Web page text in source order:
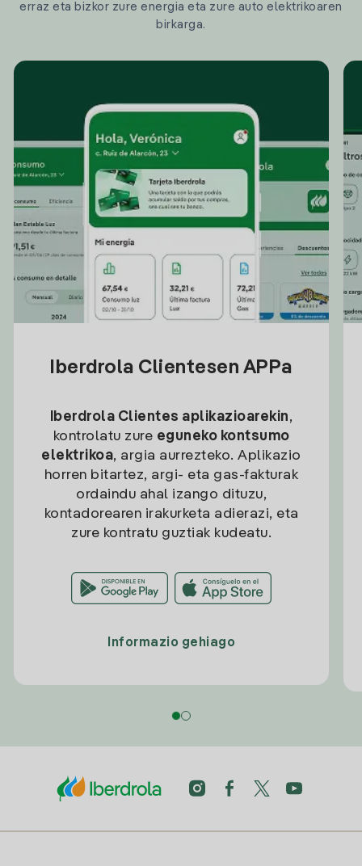
erraz eta bizkor zure energia eta zure auto elektrikoaren
birkarga.
Iberdrola Clientesen APPa
Iberdrola Clientes aplikazioarekin,
kontrolatu zure eguneko kontsumo
elektrikoa, argia aurrezteko. Aplikazio
horren bitartez, argi- eta gas-fakturak
ordaindu ahal izango dituzu,
kontadorearen irakurketa adierazi, eta
zure kontratu guztiak kudeatu.
Informazio gehiago